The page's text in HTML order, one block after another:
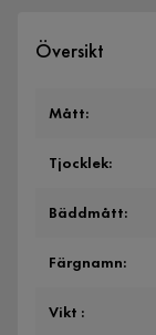
Översikt
Mått:
Tjocklek:
Bäddmått:
Färgnamn:
Vikt :